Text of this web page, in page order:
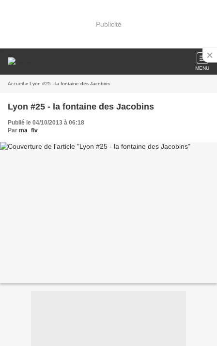
Publicité
MENU
Accueil » Lyon #25 - la fontaine des Jacobins
Lyon #25 - la fontaine des Jacobins
Publié le 04/10/2013 à 06:18
Par ma_flv